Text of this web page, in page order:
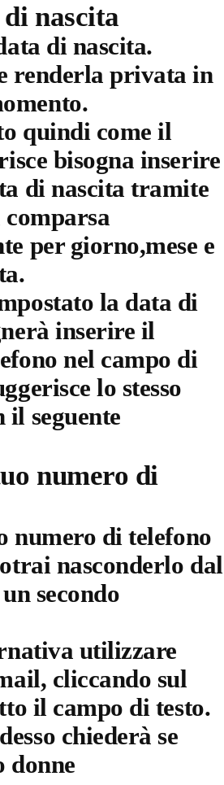
nascita
di nascita.
renderla privata in
quindi come il
bisogna inserire
di nascita tramite
per giorno,mese e
la data di
inserire il
nel campo di
lo stesso
il seguente
numero di
numero di telefono
nasconderlo dal
secondo
utilizzare
cliccando sul
il campo di testo.
chiederà se
donne